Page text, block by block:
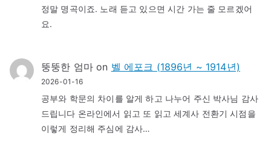
정말 명곡이죠. 노래 듣고 있으면 시간 가는 줄 모르겠어
요.
뚱뚱한 엄마on 벨 에포크 (1896년 ~ 1914년)
2026-01-16
공부와 학문의 차이를 알게 하고 나누어 주신 박사님 감사
드립니다 온라인에서 읽고 또 읽고 세계사 전환기 시점을
이렇게 정리해 주심에 감사…